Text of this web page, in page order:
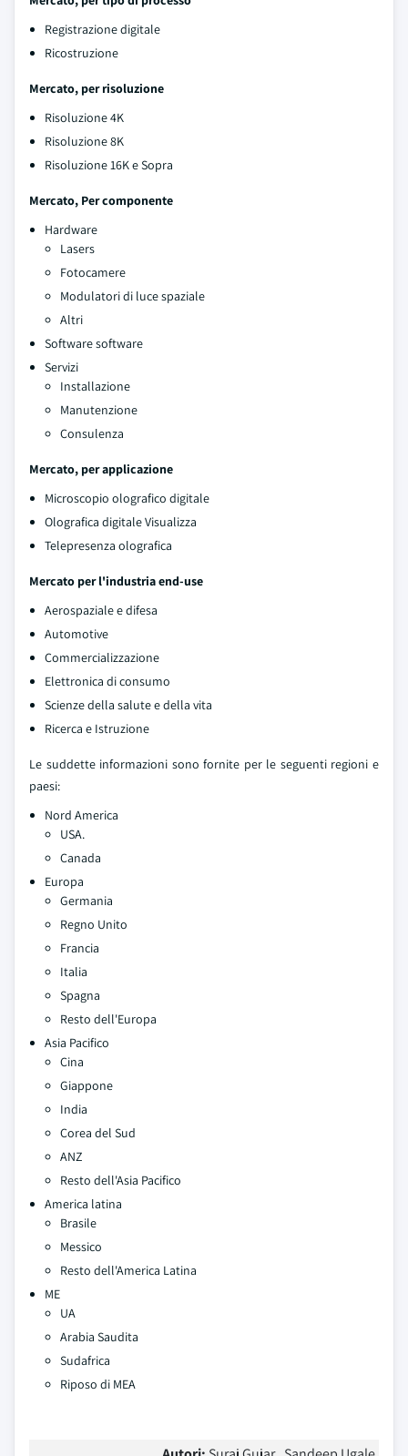
Registrazione digitale
Ricostruzione
Mercato, per risoluzione
Risoluzione 4K
Risoluzione 8K
Risoluzione 16K e Sopra
Mercato, Per componente
Hardware
Lasers
Fotocamere
Modulatori di luce spaziale
Altri
Software software
Servizi
Installazione
Manutenzione
Consulenza
Mercato, per applicazione
Microscopio olografico digitale
Olografica digitale Visualizza
Telepresenza olografica
Mercato per l'industria end-use
Aerospaziale e difesa
Automotive
Commercializzazione
Elettronica di consumo
Scienze della salute e della vita
Ricerca e Istruzione
Le suddette informazioni sono fornite per le seguenti regioni e
paesi:
Nord America
USA.
Canada
Europa
Germania
Regno Unito
Francia
Italia
Spagna
Resto dell'Europa
Asia Pacifico
Cina
Giappone
India
Corea del Sud
ANZ
Resto dell'Asia Pacifico
America latina
Brasile
Messico
Resto dell'America Latina
ME
UA
Arabia Saudita
Sudafrica
Riposo di MEA